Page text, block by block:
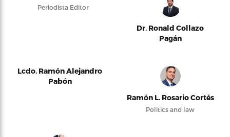
Periodista Editor
Dr. Ronald Collazo
Pagán
Lcdo. Ramón Alejandro
Pabón
Ramón L. Rosario Cortés
Politics and law